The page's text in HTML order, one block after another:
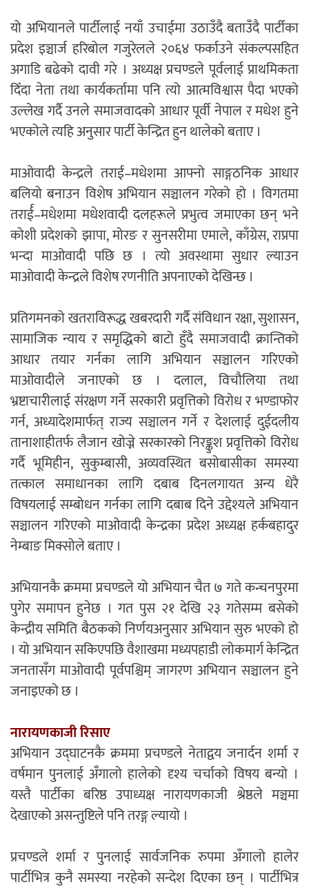
यो अभियानले पार्टीलाई नयाँ उचाईमा उठाउँदै बताउँदै पार्टीका
प्रदेश इञ्चार्ज हरिबोल गजुरेलले २०६४ फर्काउने संकल्पसहित
अगाडि बढेको दावी गरे । अध्यक्ष प्रचण्डले पूर्वलाई प्राथमिकता
दिँदा नेता तथा कार्यकर्तामा पनि त्यो आत्मविश्वास पैदा भएको
उल्लेख गर्दै उनले समाजवादको आधार पूर्वी नेपाल र मधेश हुने
भएकोले त्यहि अनुसार पार्टी केन्द्रित हुन थालेको बताए ।
माओवादी केन्द्रले तराई–मधेशमा आफ्नो साङ्गठनिक आधार
बलियो बनाउन विशेष अभियान सञ्चालन गरेको हो । विगतमा
तरार्ई–मधेशमा मधेशवादी दलहरूले प्रभुत्व जमाएका छन् भने
कोशी प्रदेशको झापा, मोरङ र सुनसरीमा एमाले, काँग्रेस, राप्रपा
भन्दा माओवादी पछि छ । त्यो अवस्थामा सुधार ल्याउन
माओवादी केन्द्रले विशेष रणनीति अपनाएको देखिन्छ ।
प्रतिगमनको खतराविरूद्ध खबरदारी गर्दै संविधान रक्षा, सुशासन,
सामाजिक न्याय र समृद्धिको बाटो हुँदै समाजवादी क्रान्तिको
आधार तयार गर्नका लागि अभियान सञ्चालन गरिएको
माओवादीले जनाएको छ । दलाल, विचौलिया तथा
भ्रष्टाचारीलाई संरक्षण गर्ने सरकारी प्रवृत्तिको विरोध र भण्डाफोर
गर्न, अध्यादेशमार्फत् राज्य सञ्चालन गर्ने र देशलाई दुईदलीय
तानाशाहीतर्फ लैजान खोज्ने सरकारको निरङ्कुश प्रवृत्तिको विरोध
गर्दै भूमिहीन, सुकुम्बासी, अव्यवस्थित बसोबासीका समस्या
तत्काल समाधानका लागि दबाब दिनलगायत अन्य धेरै
विषयलाई सम्बोधन गर्नका लागि दबाब दिने उद्देश्यले अभियान
सञ्चालन गरिएको माओवादी केन्द्रका प्रदेश अध्यक्ष हर्कबहादुर
नेम्बाङ मिक्सोले बताए ।
अभियानकै क्रममा प्रचण्डले यो अभियान चैत ७ गते कन्चनपुरमा
पुगेर समापन हुनेछ । गत पुस २१ देखि २३ गतेसम्म बसेको
केन्द्रीय समिति बैठकको निर्णयअनुसार अभियान सुरु भएको हो
। यो अभियान सकिएपछि वैशाखमा मध्यपहाडी लोकमार्ग केन्द्रित
जनतासँग माओवादी पूर्वपश्चिम् जागरण अभियान सञ्चालन हुने
जनाइएको छ ।
नारायणकाजी रिसाए
अभियान उद्घाटनकै क्रममा प्रचण्डले नेताद्वय जनार्दन शर्मा र
वर्षमान पुनलाई अँगालो हालेको दृश्य चर्चाको विषय बन्यो ।
यस्तै पार्टीका बरिष्ठ उपाध्यक्ष नारायणकाजी श्रेष्ठले मञ्चमा
देखाएको असन्तुष्टिले पनि तरङ्ग ल्यायो ।
प्रचण्डले शर्मा र पुनलाई सार्वजनिक रुपमा अँगालो हालेर
पार्टीभित्र कुनै समस्या नरहेको सन्देश दिएका छन् । पार्टीभित्र